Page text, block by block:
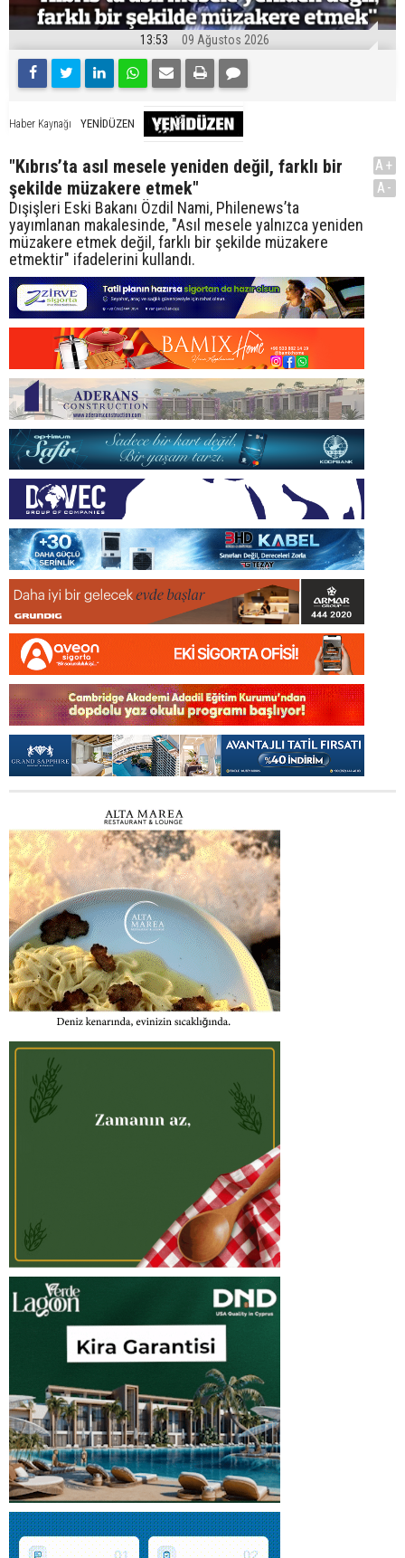
13:53 09 Ağustos 2026
Haber Kaynağı YENİDÜZEN
"Kıbrıs’ta asıl mesele yeniden değil, farklı bir
şekilde müzakere etmek"
Dışişleri Eski Bakanı Özdil Nami, Philenews’ta
yayımlanan makalesinde, "Asıl mesele yalnızca yeniden
müzakere etmek değil, farklı bir şekilde müzakere
etmektir" ifadelerini kullandı.
A+
A-